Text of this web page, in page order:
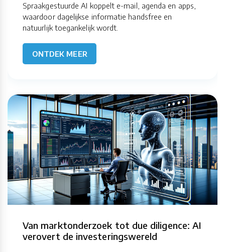
Spraakgestuurde AI koppelt e-mail, agenda en apps,
waardoor dagelijkse informatie handsfree en
natuurlijk toegankelijk wordt.
ONTDEK MEER
Van marktonderzoek tot due diligence: AI
verovert de investeringswereld